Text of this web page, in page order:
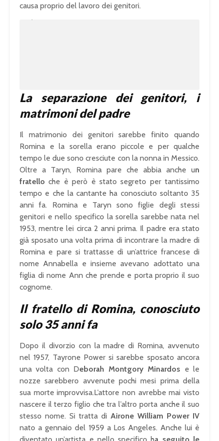
causa proprio del lavoro dei genitori.
U
La separazione dei genitori, i
matrimoni del padre
Il matrimonio dei genitori sarebbe finito quando
Romina e la sorella erano piccole e per qualche
tempo le due sono cresciute con la nonna in Messico.
Oltre a Taryn, Romina pare che abbia anche un
fratello che è però è stato segreto per tantissimo
tempo e che la cantante ha conosciuto soltanto 35
anni fa. Romina e Taryn sono figlie degli stessi
genitori e nello specifico la sorella sarebbe nata nel
1953, mentre lei circa 2 anni prima. Il padre era stato
già sposato una volta prima di incontrare la madre di
Romina e pare si trattasse di un’attrice francese di
nome Annabella e insieme avevano adottato una
figlia di nome Ann che prende e porta proprio il suo
cognome.
Il fratello di Romina, conosciuto
solo 35 anni fa
Dopo il divorzio con la madre di Romina, avvenuto
nel 1957, Tayrone Power si sarebbe sposato ancora
una volta con Deborah Montgory Minardos e le
nozze sarebbero avvenute pochi mesi prima della
sua morte improvvisa.L’attore non avrebbe mai visto
nascere il terzo figlio che tra l’altro porta anche il suo
stesso nome. Si tratta di Airone William Power IV
nato a gennaio del 1959 a Los Angeles. Anche lui è